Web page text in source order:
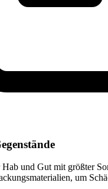
und Gut mit größter
um